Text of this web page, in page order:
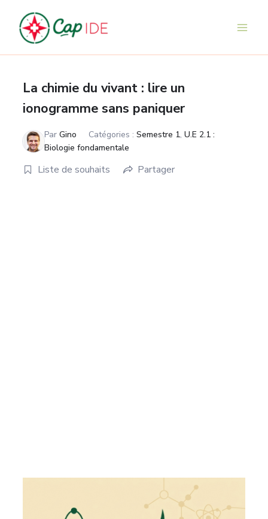
contenu
La chimie du vivant : lire un
ionogramme sans paniquer
ParGino Catégories :Semestre 1,U.E 2.1 :
Biologie fondamentale
Liste de souhaits Partager